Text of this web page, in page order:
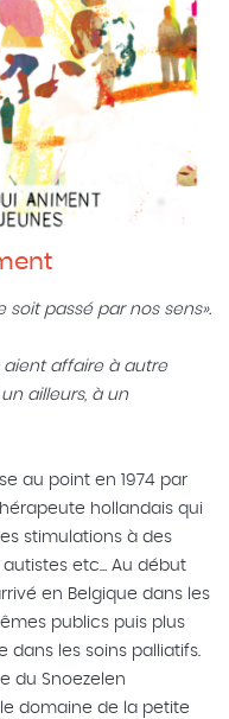
soit passé par nos sens».
aient affaire à autre
ailleurs, à un
au point en 1974 par
hollandais qui
stimulations à des
etc... Au début
en Belgique dans les
publics puis plus
dans les soins palliatifs.
du Snoezelen
domaine de la petite